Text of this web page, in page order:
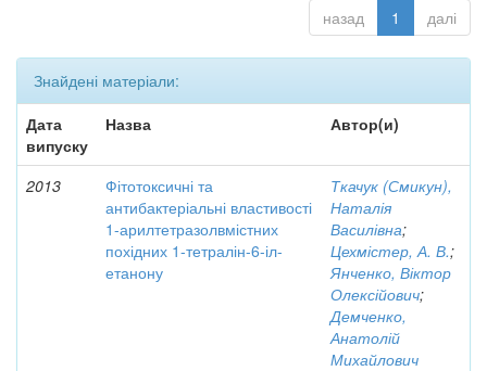
назад 1 далі
Знайдені матеріали:
Дата
випуску
Назва Автор(и)
2013
Фітотоксичні та
антибактеріальні властивості
1-арилтетразолвмістних
похідних 1-тетралін-6-іл-
етанону
Ткачук (Смикун),
Наталія
Василівна;
Цехмістер, А. В.;
Янченко, Віктор
Олексійович;
Демченко,
Анатолій
Михайлович